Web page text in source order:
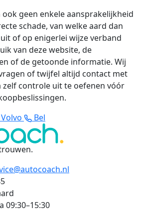
geen enkele aansprakelijkheid
schade, van welke aard dan
of op enigerlei wijze verband
van deze website, de
of de getoonde informatie. Wij
of twijfel altijd contact met
zelf controle uit te oefenen vóór
Bel
.
09:30–15:30